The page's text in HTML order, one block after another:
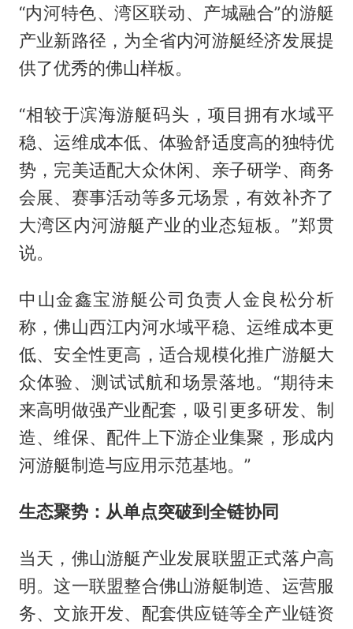
“内河特色、湾区联动、产城融合”的游艇
产业新路径，为全省内河游艇经济发展提
供了优秀的佛山样板。
“相较于滨海游艇码头，项目拥有水域平
稳、运维成本低、体验舒适度高的独特优
势，完美适配大众休闲、亲子研学、商务
会展、赛事活动等多元场景，有效补齐了
大湾区内河游艇产业的业态短板。”郑贯
说。
中山金鑫宝游艇公司负责人金良松分析
称，佛山西江内河水域平稳、运维成本更
低、安全性更高，适合规模化推广游艇大
众体验、测试试航和场景落地。“期待未
来高明做强产业配套，吸引更多研发、制
造、维保、配件上下游企业集聚，形成内
河游艇制造与应用示范基地。”
生态聚势：从单点突破到全链协同
当天，佛山游艇产业发展联盟正式落户高
明。这一联盟整合佛山游艇制造、运营服
务、文旅开发、配套供应链等全产业链资